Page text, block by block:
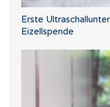
Erste
Eizellspende